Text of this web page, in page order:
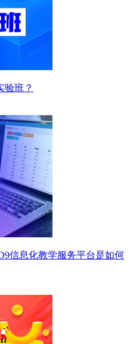
验班？
信息化教学服务平台是如何